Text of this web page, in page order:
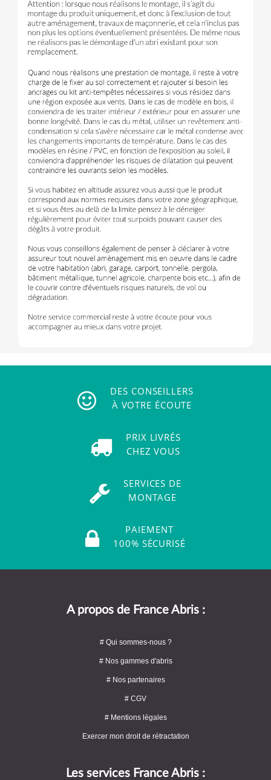
DES CONSEILLERS
À VOTRE ÉCOUTE
PRIX LIVRÉS
CHEZ VOUS
SERVICES DE
MONTAGE
PAIEMENT
100% SÉCURISÉ
A propos de France Abris :
# Qui sommes-nous ?
# Nos gammes d'abris
# Nos partenaires
# CGV
# Mentions légales
Exercer mon droit de rétractation
Les services France Abris :